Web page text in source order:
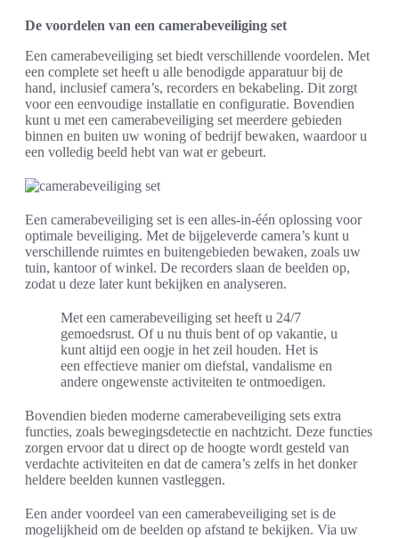
De voordelen van een camerabeveiliging set
Een camerabeveiliging set biedt verschillende voordelen. Met
een complete set heeft u alle benodigde apparatuur bij de
hand, inclusief camera’s, recorders en bekabeling. Dit zorgt
voor een eenvoudige installatie en configuratie. Bovendien
kunt u met een camerabeveiliging set meerdere gebieden
binnen en buiten uw woning of bedrijf bewaken, waardoor u
een volledig beeld hebt van wat er gebeurt.
Een camerabeveiliging set is een alles-in-één oplossing voor
optimale beveiliging. Met de bijgeleverde camera’s kunt u
verschillende ruimtes en buitengebieden bewaken, zoals uw
tuin, kantoor of winkel. De recorders slaan de beelden op,
zodat u deze later kunt bekijken en analyseren.
Met een camerabeveiliging set heeft u 24/7
gemoedsrust. Of u nu thuis bent of op vakantie, u
kunt altijd een oogje in het zeil houden. Het is
een effectieve manier om diefstal, vandalisme en
andere ongewenste activiteiten te ontmoedigen.
Bovendien bieden moderne camerabeveiliging sets extra
functies, zoals bewegingsdetectie en nachtzicht. Deze functies
zorgen ervoor dat u direct op de hoogte wordt gesteld van
verdachte activiteiten en dat de camera’s zelfs in het donker
heldere beelden kunnen vastleggen.
Een ander voordeel van een camerabeveiliging set is de
mogelijkheid om de beelden op afstand te bekijken. Via uw